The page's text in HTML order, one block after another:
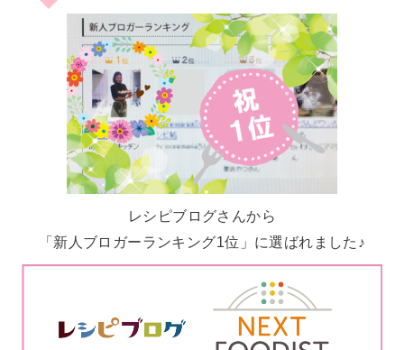
レシピブログさんから
「新人ブロガーランキング1位」に選ばれました♪